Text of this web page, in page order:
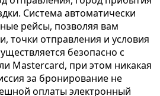
Система автоматически
рейсы, позволяя вам
точки отправления и условия
безопасно с
Mastercard, при этом никакая
за бронирование не
оплаты электронный